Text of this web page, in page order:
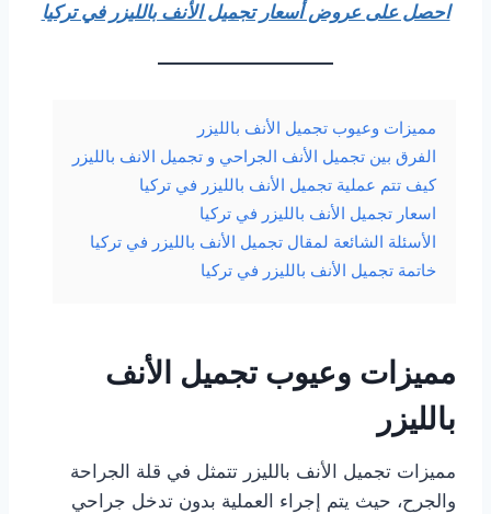
احصل على عروض أسعار تجميل الأنف بالليزر في تركيا
مميزات وعيوب تجميل الأنف بالليزر
الفرق بين تجميل الأنف الجراحي و تجميل الانف بالليزر
كيف تتم عملية تجميل الأنف بالليزر في تركيا
اسعار تجميل الأنف بالليزر في تركيا
الأسئلة الشائعة لمقال تجميل الأنف بالليزر في تركيا
خاتمة تجميل الأنف بالليزر في تركيا
مميزات وعيوب تجميل الأنف
بالليزر
مميزات تجميل الأنف بالليزر تتمثل في قلة الجراحة
والجرح، حيث يتم إجراء العملية بدون تدخل جراحي